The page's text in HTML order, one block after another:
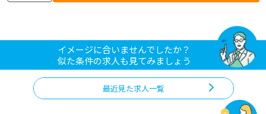
イメージに合いませんでしたか？
似た条件の求人も見てみましょう
最近見た求人一覧